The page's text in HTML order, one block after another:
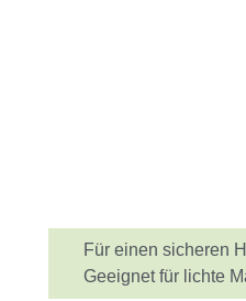
Information
Für einen sicheren
Geeignet für lichte